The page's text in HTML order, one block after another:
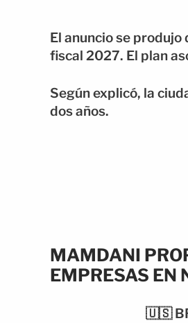
El anuncio se
fiscal 2027. El plan
Según explicó, la
dos años.
MAMDANI
EMPRESAS EN
🇺🇸